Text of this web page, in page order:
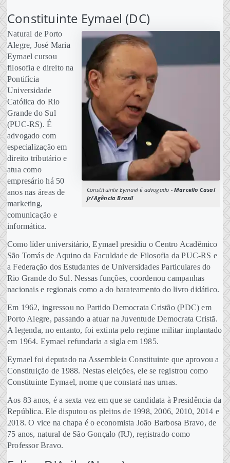
Constituinte Eymael (DC)
Constituinte Eymael é advogado - Marcello Casal
jr/Agência Brasil
Natural de Porto
Alegre, José Maria
Eymael cursou
filosofia e direito na
Pontifícia
Universidade
Católica do Rio
Grande do Sul
(PUC-RS). É
advogado com
especialização em
direito tributário e
atua como
empresário há 50
anos nas áreas de
marketing,
comunicação e
informática.
Como líder universitário, Eymael presidiu o Centro Acadêmico
São Tomás de Aquino da Faculdade de Filosofia da PUC-RS e
a Federação dos Estudantes de Universidades Particulares do
Rio Grande do Sul. Nessas funções, coordenou campanhas
nacionais e regionais como a do barateamento do livro didático.
Em 1962, ingressou no Partido Democrata Cristão (PDC) em
Porto Alegre, passando a atuar na Juventude Democrata Cristã.
A legenda, no entanto, foi extinta pelo regime militar implantado
em 1964. Eymael refundaria a sigla em 1985.
Eymael foi deputado na Assembleia Constituinte que aprovou a
Constituição de 1988. Nestas eleições, ele se registrou como
Constituinte Eymael, nome que constará nas urnas.
Aos 83 anos, é a sexta vez em que se candidata à Presidência da
República. Ele disputou os pleitos de 1998, 2006, 2010, 2014 e
2018. O vice na chapa é o economista João Barbosa Bravo, de
75 anos, natural de São Gonçalo (RJ), registrado como
Professor Bravo.